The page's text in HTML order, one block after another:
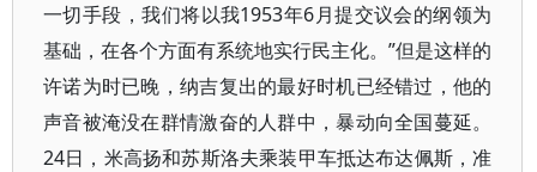
一切手段，我们将以我1953年6月提交议会的纲领为
基础，在各个方面有系统地实行民主化。”但是这样的
许诺为时已晚，纳吉复出的最好时机已经错过，他的
声音被淹没在群情激奋的人群中，暴动向全国蔓延。
24日，米高扬和苏斯洛夫乘装甲车抵达布达佩斯，准